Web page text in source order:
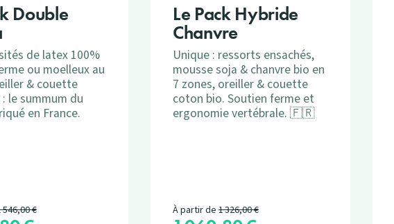
Double
de latex 100%
ou moelleux au
& couette
le summum du
en France.
de base
546,00 €
Le Pack Hybride
Chanvre
Unique : ressorts ensachés,
mousse soja & chanvre bio en
7 zones, oreiller & couette
coton bio. Soutien ferme et
ergonomie vertébrale. 🇫🇷
À partir de Prix de base
1 326,00 €
Prix